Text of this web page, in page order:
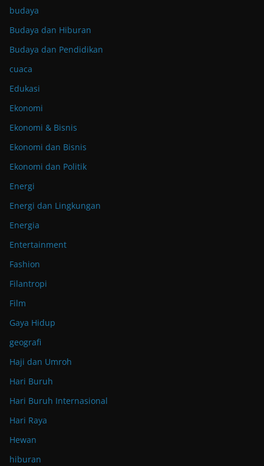
budaya
Budaya dan Hiburan
Budaya dan Pendidikan
cuaca
Edukasi
Ekonomi
Ekonomi & Bisnis
Ekonomi dan Bisnis
Ekonomi dan Politik
Energi
Energi dan Lingkungan
Energia
Entertainment
Fashion
Filantropi
Film
Gaya Hidup
geografi
Haji dan Umroh
Hari Buruh
Hari Buruh Internasional
Hari Raya
Hewan
hiburan